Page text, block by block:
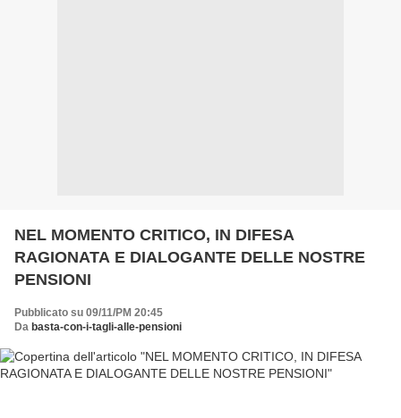
NEL MOMENTO CRITICO, IN DIFESA
RAGIONATA E DIALOGANTE DELLE NOSTRE
PENSIONI
Pubblicato su 09/11/PM 20:45
Da basta-con-i-tagli-alle-pensioni